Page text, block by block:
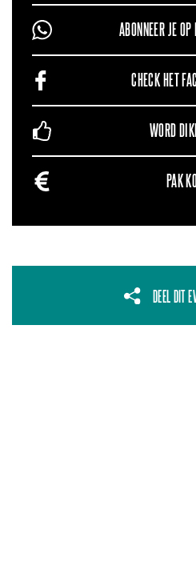
ABONNEER JE
CHECK HET
WORD
PAK
DEEL DIT